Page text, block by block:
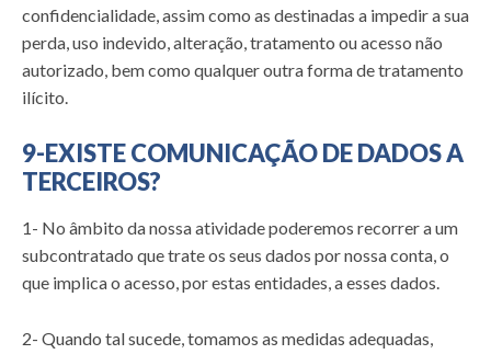
confidencialidade, assim como as destinadas a impedir a sua
perda, uso indevido, alteração, tratamento ou acesso não
autorizado, bem como qualquer outra forma de tratamento
ilícito.
9-EXISTE COMUNICAÇÃO DE DADOS A
TERCEIROS?
1- No âmbito da nossa atividade poderemos recorrer a um
subcontratado que trate os seus dados por nossa conta, o
que implica o acesso, por estas entidades, a esses dados.
2- Quando tal sucede, tomamos as medidas adequadas,